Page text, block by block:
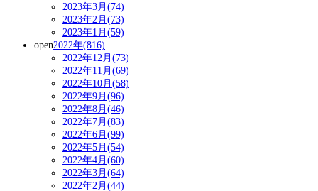
2023年3月(74)
2023年2月(73)
2023年1月(59)
open2022年(816)
2022年12月(73)
2022年11月(69)
2022年10月(58)
2022年9月(96)
2022年8月(46)
2022年7月(83)
2022年6月(99)
2022年5月(54)
2022年4月(60)
2022年3月(64)
2022年2月(44)